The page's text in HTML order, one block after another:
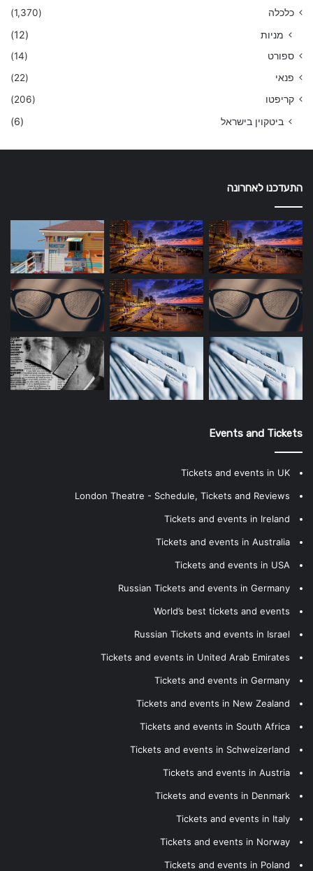
כלכלה (1,370)
מניות (12)
ספורט
(14)
פנאי
(22)
קריפטו
(206)
ביטקוין בישראל (6)
התעדכנו לאחרונה
Events and Tickets
Tickets and events in UK
London Theatre - Schedule, Tickets and Reviews
Tickets and events in Ireland
Tickets and events in Australia
Tickets and events in USA
Russian Tickets and events in Germany
World’s best tickets and events
Russian Tickets and events in Israel
Tickets and events in United Arab Emirates
Tickets and events in Germany
Tickets and events in New Zealand
Tickets and events in South Africa
Tickets and events in Schweizerland
Tickets and events in Austria
Tickets and events in Denmark
Tickets and events in Italy
Tickets and events in Norway
Tickets and events in Poland